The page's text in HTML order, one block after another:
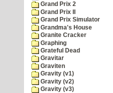
Grand Prix 2
Grand Prix II
Grand Prix Simulator
Grandma's House
Granite Cracker
Graphing
Grateful Dead
Gravitar
Graviten
Gravity (v1)
Gravity (v2)
Gravity (v3)